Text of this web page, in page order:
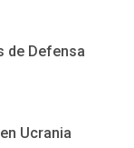
de Defensa
Ucrania
HORA